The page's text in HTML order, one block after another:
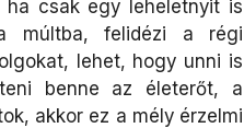
csak egy leheletnyit is
múltba, felidézi a régi
lehet, hogy unni is
benne az életerőt, a
akkor ez a mély érzelmi